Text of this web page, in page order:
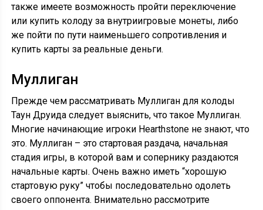
также имеете возможность пройти переключение
или купить колоду за внутриигровые монеты, либо
же пойти по пути наименьшего сопротивления и
купить карты за реальные деньги.
Муллиган
Прежде чем рассматривать Муллиган для колоды
Таун Друида следует выяснить, что такое Муллиган.
Многие начинающие игроки Hearthstone не знают, что
это. Муллиган – это стартовая раздача, начальная
стадия игры, в которой вам и сопернику раздаются
начальные карты. Очень важно иметь “хорошую
стартовую руку” чтобы последовательно одолеть
своего оппонента. Внимательно рассмотрите